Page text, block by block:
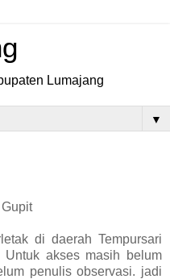
Lumajang
▼
di daerah Tempursari
akses masih belum
penulis observasi. jadi